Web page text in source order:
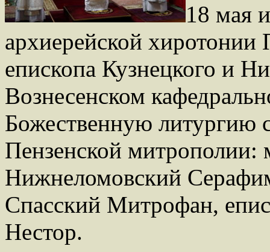
18 мая
архиерейской
епископа Кузнецкого и
Вознесенском
Божественную литургию
Пензенской митрополии:
Нижнеломовский
Спасский Митрофан,
Нестор.